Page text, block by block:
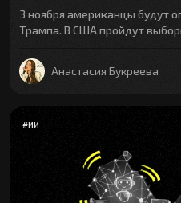
3 ноября американцы будут
Трампа. В США пройдут
Анастасия Букреева
#ИИ